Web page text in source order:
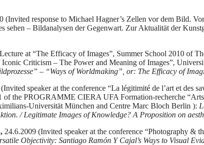
(Invited response to Michael Hagner’s Zellen vor dem Bild.
sehen – Bildanalysen der Gegenwart. Zur Aktualität der
at “The Efficacy of Images”, Summer School 2010 of
Criticism – The Power and Meaning of Images”,
– “Ways of Worldmaking”, or: The Efficacy of
speaker at the conference “La légitimité de l’art et des
of the PROGRAMME CIERA UFA Formation-recherche “Arts
Universität München and Centre Marc Bloch Berlin ):
/ Legitimate Images of Knowledge? A Proposition on
24.6.2009 (Invited speaker at the conference “Photography &
Objectivity: Santiago Ramón Y Cajal’s Ways to Visual